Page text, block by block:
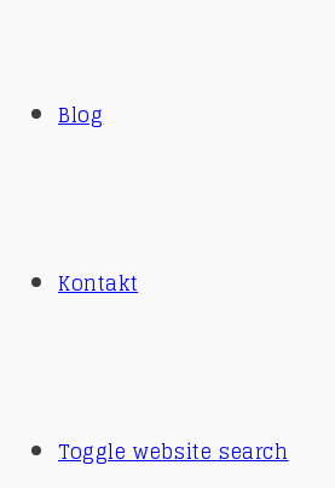
Blog
Kontakt
Toggle website search